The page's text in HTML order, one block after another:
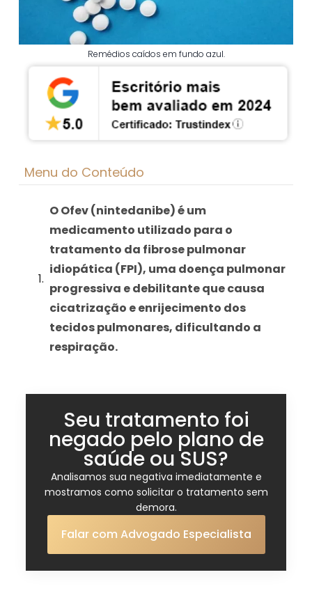
Remédios caídos em fundo azul.
Menu do Conteúdo
O Ofev (nintedanibe) é um
medicamento utilizado para o
tratamento da fibrose pulmonar
idiopática (FPI), uma doença pulmonar
progressiva e debilitante que causa
cicatrização e enrijecimento dos
tecidos pulmonares, dificultando a
respiração.
Seu tratamento foi
negado pelo plano de
saúde ou SUS?
Analisamos sua negativa imediatamente e
mostramos como solicitar o tratamento sem
demora.
Falar com Advogado Especialista